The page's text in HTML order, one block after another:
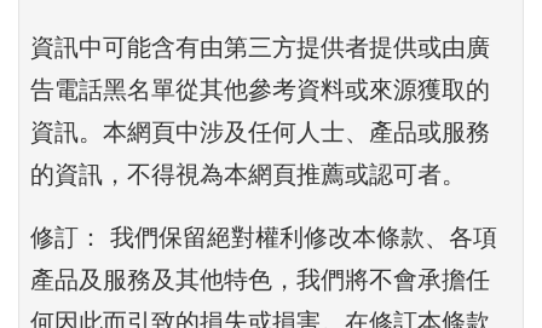
資訊中可能含有由第三方提供者提供或由廣
告電話黑名單從其他參考資料或來源獲取的
資訊。本網頁中涉及任何人士、產品或服務
的資訊，不得視為本網頁推薦或認可者。
修訂： 我們保留絕對權利修改本條款、各項
產品及服務及其他特色，我們將不會承擔任
何因此而引致的損失或損害。在修訂本條款